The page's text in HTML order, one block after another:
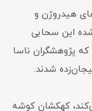
هیدروژن و
این سحابی
پژوهشگران ناسا
شدند.
کهکشان کوشه